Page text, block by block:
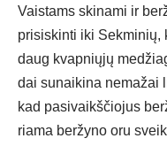
Vais­tams ski­na­mi ir
pri­si­skin­ti iki Sek­mi­nių,
daug kvap­nių­jų
dai su­nai­ki­na ne­ma­žai
kad pa­si­vaikš­čio­jus
ria­ma ber­žy­no oru